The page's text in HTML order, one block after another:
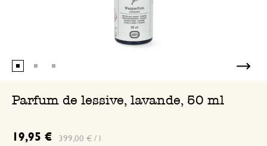
Parfum de lessive, lavande, 50 ml
19,95 € 399,00 € / l